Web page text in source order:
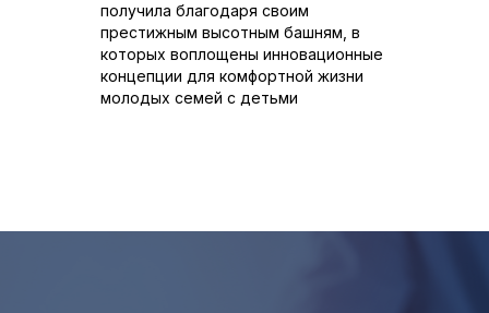
получила благодаря своим
престижным высотным башням, в
которых воплощены инновационные
концепции для комфортной жизни
молодых семей с детьми